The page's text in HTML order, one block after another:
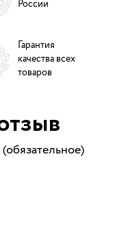
России
Гарантия
качества всех
товаров